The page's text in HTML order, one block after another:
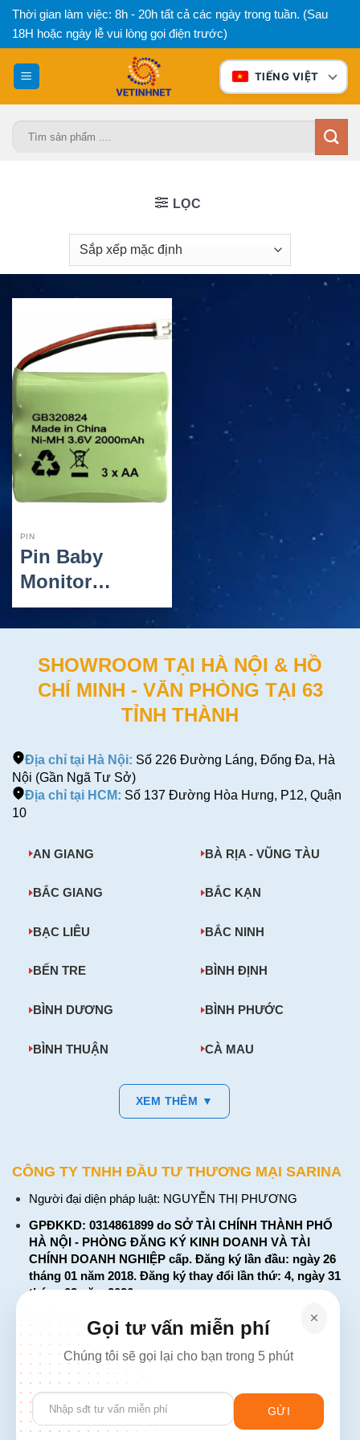
Bỏ
qua
nội
dung
Thời gian làm việc: 8h - 20h tất cả các ngày trong tuần. (Sau
18H hoặc ngày lễ vui lòng gọi điện trước)
TIẾNG VIỆT
LỌC
PIN
Pin Baby
Monitor
2000mAh
Model MBP35
Galaxy
Electronics
Cho Thiết Bị
MBP35
SHOWROOM TẠI HÀ NỘI & HỒ
CHÍ MINH - VĂN PHÒNG TẠI 63
TỈNH THÀNH
Địa chỉ tại Hà Nội: Số 226 Đường Láng, Đống Đa, Hà
Nội (Gần Ngã Tư Sở)
Địa chỉ tại HCM: Số 137 Đường Hòa Hưng, P12, Quận
10
AN GIANG BÀ RỊA - VŨNG TÀU
BẮC GIANG BẮC KẠN
BẠC LIÊU BẮC NINH
BẾN TRE BÌNH ĐỊNH
BÌNH DƯƠNG BÌNH PHƯỚC
BÌNH THUẬN CÀ MAU
XEM THÊM ▼
CÔNG TY TNHH ĐẦU TƯ THƯƠNG MẠI SARINA
Người đại diện pháp luật: NGUYỄN THỊ PHƯƠNG
GPĐKKD: 0314861899 do SỞ TÀI CHÍNH THÀNH PHỐ
HÀ NỘI - PHÒNG ĐĂNG KÝ KINH DOANH VÀ TÀI
CHÍNH DOANH NGHIỆP cấp. Đăng ký lần đầu: ngày 26
tháng 01 năm 2018. Đăng ký thay đổi lần thứ: 4, ngày 31
tháng 03 năm 2026
226 Đường Láng, Đống Đa, Hà Nội
137 Đường Hòa Hưng, Phường 12, Quận 10, TP. Hồ Chí
Minh
Hotline: 1900 2106 - 0386 001 001
Email:Giaiphap3g@gmail.com
Gọi tư vấn miễn phí
Chúng tôi sẽ gọi lại cho bạn trong 5 phút
Please
leave